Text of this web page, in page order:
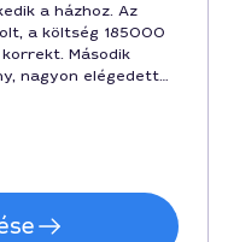
a házhoz. Az
a költség 185000
Második
nagyon elégedett